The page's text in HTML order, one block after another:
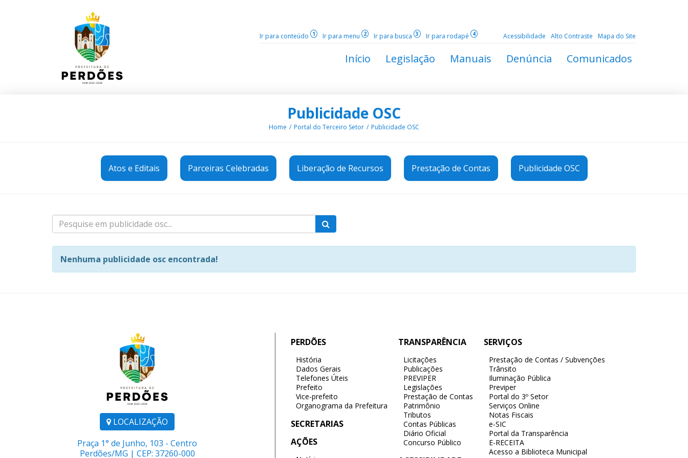
Ir para conteúdo 1 Ir para menu 2 Ir para busca 3 Ir para rodapé 4 Acessibilidade Alto Contraste Mapa do Site
Início Legislação Manuais Denúncia Comunicados
Publicidade OSC
Home Portal do Terceiro Setor Publicidade OSC
Atos e Editais Parceiras Celebradas Liberação de Recursos Prestação de Contas Publicidade OSC
Nenhuma publicidade osc encontrada!
LOCALIZAÇÃO
Praça 1° de Junho, 103 - Centro
Perdões/MG | CEP: 37260-000
PERDÕES
História
Dados Gerais
Telefones Úteis
Prefeito
Vice-prefeito
Organograma da Prefeitura
SECRETARIAS
AÇÕES
TRANSPARÊNCIA
Licitações
Publicações
PREVIPER
Legislações
Prestação de Contas
Patrimônio
Tributos
Contas Públicas
Diário Oficial
Concurso Público
SERVIÇOS
Prestação de Contas / Subvenções
Trânsito
Iluminação Pública
Previper
Portal do 3º Setor
Serviços Online
Notas Fiscais
e-SIC
Portal da Transparência
E-RECEITA
Acesso a Biblioteca Municipal